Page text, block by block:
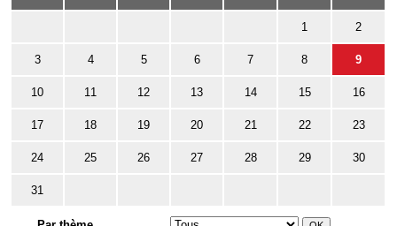
1 2
3 4 5 6 7 8 9
10 11 12 13 14 15 16
17 18 19 20 21 22 23
24 25 26 27 28 29 30
31